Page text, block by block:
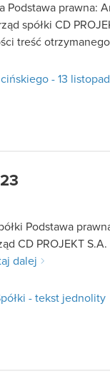
Podstawa prawna:
spółki CD
treść
- 13
Podstawa
CD PROJEKT
dalej
- tekst jednolity